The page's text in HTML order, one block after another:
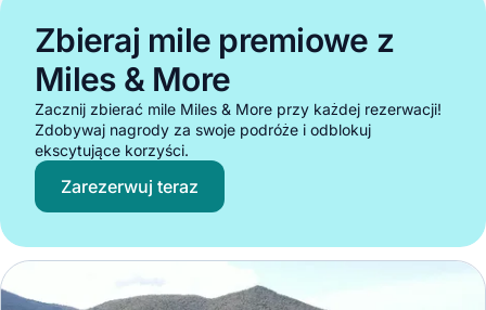
Zbieraj mile premiowe z
Miles & More
Zacznij zbierać mile Miles & More przy każdej rezerwacji!
Zdobywaj nagrody za swoje podróże i odblokuj
ekscytujące korzyści.
Zarezerwuj teraz